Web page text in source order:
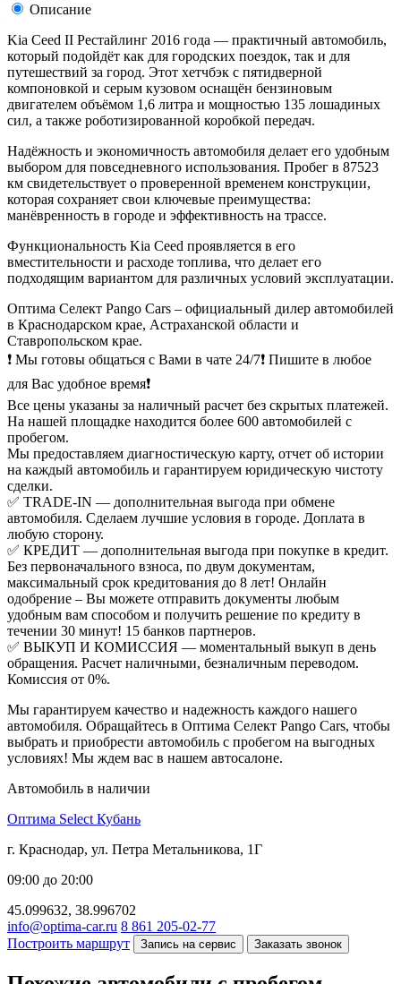
Описание
Kia Ceed II Рестайлинг 2016 года — практичный автомобиль,
который подойдёт как для городских поездок, так и для
путешествий за город. Этот хетчбэк с пятидверной
компоновкой и серым кузовом оснащён бензиновым
двигателем объёмом 1,6 литра и мощностью 135 лошадиных
сил, а также роботизированной коробкой передач.
Надёжность и экономичность автомобиля делает его удобным
выбором для повседневного использования. Пробег в 87523
км свидетельствует о проверенной временем конструкции,
которая сохраняет свои ключевые преимущества:
манёвренность в городе и эффективность на трассе.
Функциональность Kia Ceed проявляется в его
вместительности и расходе топлива, что делает его
подходящим вариантом для различных условий эксплуатации.
Оптима Селект Pango Cars – официальный дилер автомобилей
в Краснодарском крае, Астраханской области и
Ставропольском крае.
❗ Мы готовы общаться с Вами в чате 24/7❗ Пишите в любое
для Вас удобное время❗
Все цены указаны за наличный расчет без скрытых платежей.
На нашей площадке находится более 600 автомобилей с
пробегом.
Мы предоставляем диагностическую карту, отчет об истории
на каждый автомобиль и гарантируем юридическую чистоту
сделки.
✅ TRADE-IN — дополнительная выгода при обмене
автомобиля. Сделаем лучшие условия в городе. Доплата в
любую сторону.
✅ КРЕДИТ — дополнительная выгода при покупке в кредит.
Без первоначального взноса, по двум документам,
максимальный срок кредитования до 8 лет! Онлайн
одобрение – Вы можете отправить документы любым
удобным вам способом и получить решение по кредиту в
течении 30 минут! 15 банков партнеров.
✅ ВЫКУП И КОМИССИЯ — моментальный выкуп в день
обращения. Расчет наличными, безналичным переводом.
Комиссия от 0%.
Мы гарантируем качество и надежность каждого нашего
автомобиля. Обращайтесь в Оптима Селект Pango Cars, чтобы
выбрать и приобрести автомобиль с пробегом на выгодных
условиях! Мы ждем вас в нашем автосалоне.
Автомобиль в наличии
Оптима Select Кубань
г. Краснодар, ул. Петра Метальникова, 1Г
09:00 до 20:00
45.099632, 38.996702
info@optima-car.ru 8 861 205-02-77
Построить маршрут
Запись на сервис Заказать звонок